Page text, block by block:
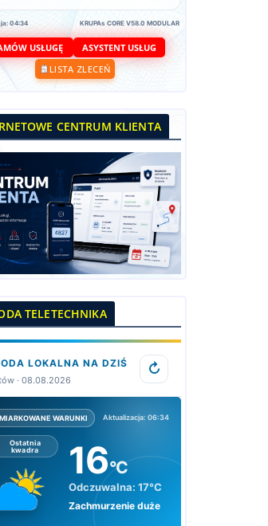
04:34 KRUPAs CORE V58.0 MODULAR
USŁUGĘ
ASYSTENT USŁUG
LISTA ZLECEŃ
CENTRUM KLIENTA
TELETECHNIKA
LOKALNA NA DZIŚ
· 08.08.2026
↻
WARUNKI Aktualizacja: 06:34
Ostatnia
kwadra
16°C
Odczuwalna: 17°C
Zachmurzenie duże